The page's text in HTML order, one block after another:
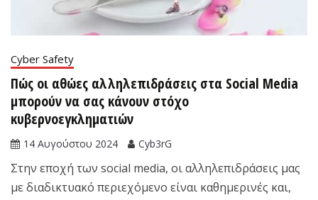
Cyber Safety
Πώς οι αθώες αλληλεπιδράσεις στα Social Media
μπορούν να σας κάνουν στόχο
κυβερνοεγκληματιών
14 Αυγούστου 2024 Cyb3rG
Στην εποχή των social media, οι αλληλεπιδράσεις μας
με διαδικτυακό περιεχόμενο είναι καθημερινές και,